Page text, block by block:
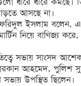
আসছে না।
ইসলাম বলেন, এত
নিয়ে বাণিজ্য
সভায় সাংসদ
আহমেদ,
সভায় উপস্থিত ছিলেন।